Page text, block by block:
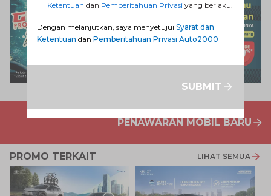
PENAWARAN MOBIL BARU
PROMO TERKAIT LIHAT SEMUA
Ketentuan dan Pemberitahuan Privasi yang berlaku.
Dengan melanjutkan, saya menyetujui Syarat dan
Ketentuan dan Pemberitahuan Privasi Auto2000
SUBMIT